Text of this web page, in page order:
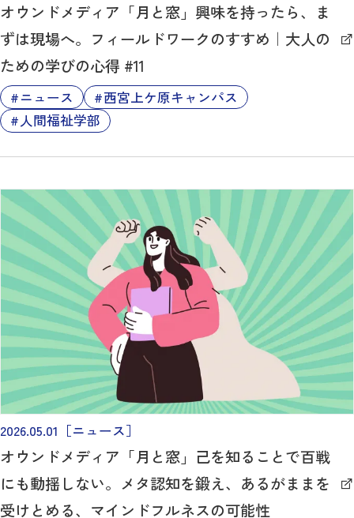
オウンドメディア「月と窓」興味を持ったら、ま
ずは現場へ。フィールドワークのすすめ｜大人の
ための学びの心得 #11
ニュース
西宮上ケ原キャンパス
人間福祉学部
2026.05.01 ［ニュース］
オウンドメディア「月と窓」己を知ることで百戦
にも動揺しない。メタ認知を鍛え、あるがままを
受けとめる、マインドフルネスの可能性